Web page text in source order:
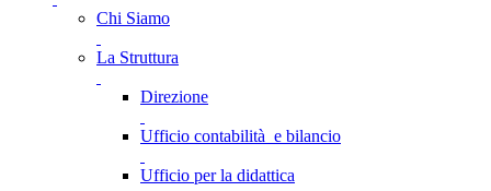
Chi Siamo
La Struttura
Direzione
Ufficio contabilità e bilancio
Ufficio per la didattica